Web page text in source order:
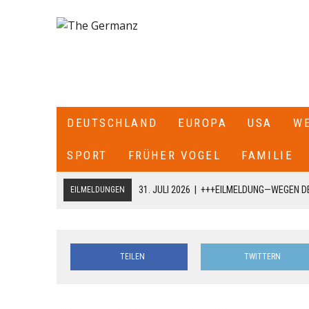
DEUTSCHLAND EUROPA USA
SPORT FRÜHER VOGEL FAMILIE
EILMELDUNGEN 31. JULI 2026
+++EILMELDUNG—WEGEN
FRAKTION SCHREIBT ER: „ICH HABE DIE
TEILEN TWITTERN